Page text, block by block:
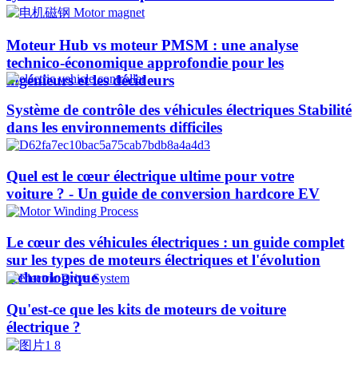
Moteur Hub vs moteur PMSM : une analyse
technico-économique approfondie pour les
ingénieurs et les décideurs
Système de contrôle des véhicules électriques Stabilité
dans les environnements difficiles
Quel est le cœur électrique ultime pour votre
voiture ? - Un guide de conversion hardcore EV
Le cœur des véhicules électriques : un guide complet
sur les types de moteurs électriques et l'évolution
technologique
Qu'est-ce que les kits de moteurs de voiture
électrique ?